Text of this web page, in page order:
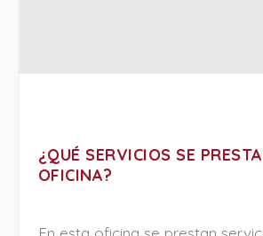
¿QUÉ SERVICIOS SE
OFICINA?